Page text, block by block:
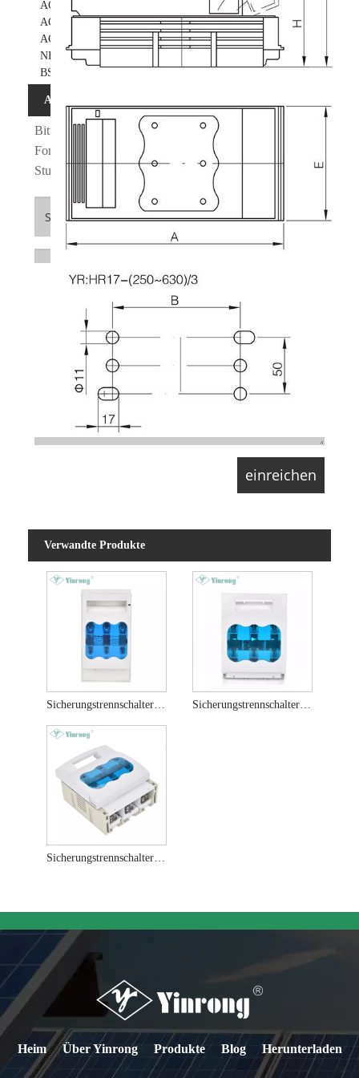
AC-Zylindersicherung
AC-Hausservice-Sicherung ausschalten
AC NT Knife-Blade HRC-Sicherung
NH-Sicherungstrennschalter
BS88-Standard-Schlitz-HRC-Sicherung
Anfrage absenden
Bitte zögern Sie nicht, Ihre Anfrage im untenstehenden
Formular zu stellen. Wir werden Ihnen innerhalb von 24
Stunden antworten.
Verwandte Produkte
Sicherungstrennschalter der Größe 00, 160 A Sicherungstrennschalter der Größe 01, 250 A
Sicherungstrennschalter der Größe 03, 630 A
Heim Über Yinrong Produkte Blog Herunterladen